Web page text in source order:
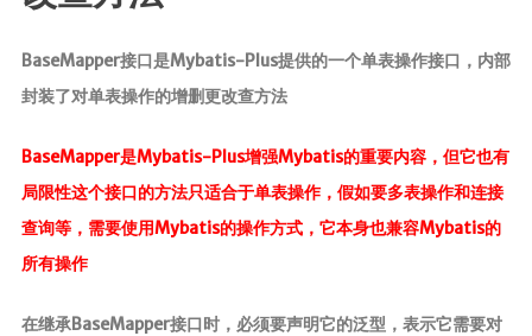
BaseMapper接口是Mybatis-Plus提供的一个单表操作接口，内部
封装了对单表操作的增删更改查方法
BaseMapper是Mybatis-Plus增强Mybatis的重要内容，但它也有
局限性这个接口的方法只适合于单表操作，假如要多表操作和连接
查询等，需要使用Mybatis的操作方式，它本身也兼容Mybatis的
所有操作
在继承BaseMapper接口时，必须要声明它的泛型，表示它需要对